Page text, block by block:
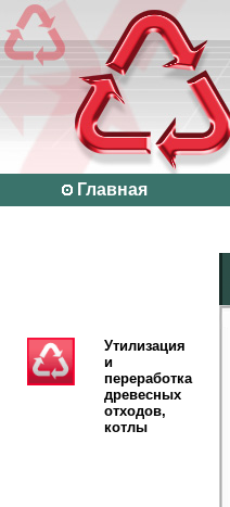
Главная
Утилизация
и
переработка
древесных
отходов,
котлы